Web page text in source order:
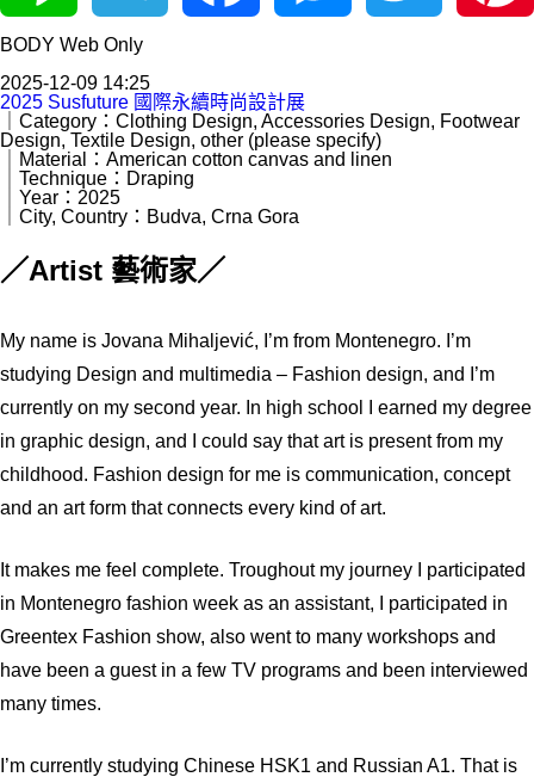
Line Telegram Facebook MessengerTwitter
Pinterest
BODY Web Only
2025-12-09 14:25
2025 Susfuture 國際永續時尚設計展
｜Category：Clothing Design, Accessories Design, Footwear
Design, Textile Design, other (please specify)
｜Material：American cotton canvas and linen
｜Technique：Draping
｜Year：2025
｜City, Country：Budva, Crna Gora
／Artist 藝術家／
My name is Jovana Mihaljević, I’m from Montenegro. I’m
studying Design and multimedia – Fashion design, and I’m
currently on my second year. In high school I earned my degree
in graphic design, and I could say that art is present from my
childhood. Fashion design for me is communication, concept
and an art form that connects every kind of art.
It makes me feel complete. Troughout my journey I participated
in Montenegro fashion week as an assistant, I participated in
Greentex Fashion show, also went to many workshops and
have been a guest in a few TV programs and been interviewed
many times.
I’m currently studying Chinese HSK1 and Russian A1. That is